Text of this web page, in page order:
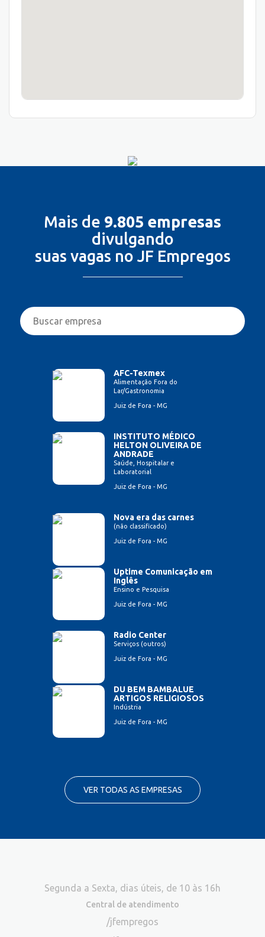
Mais de 9.805 empresas
divulgando
suas vagas no JF Empregos
AFC-Texmex
Alimentação Fora do
Lar/Gastronomia
Juiz de Fora - MG
INSTITUTO MÉDICO
HELTON OLIVEIRA DE
ANDRADE
Saúde, Hospitalar e
Laboratorial
Juiz de Fora - MG
Nova era das carnes
(não classificado)
Juiz de Fora - MG
Uptime Comunicação em
Inglês
Ensino e Pesquisa
Juiz de Fora - MG
Radio Center
Serviços (outros)
Juiz de Fora - MG
DU BEM BAMBALUE
ARTIGOS RELIGIOSOS
Indústria
Juiz de Fora - MG
VER TODAS AS EMPRESAS
Segunda a Sexta, dias úteis, de 10 às 16h
Central de atendimento
/jfempregos